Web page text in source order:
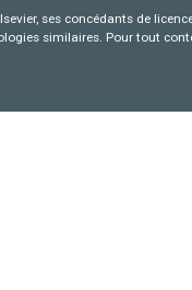
ses concédants de
similaires. Pour tout